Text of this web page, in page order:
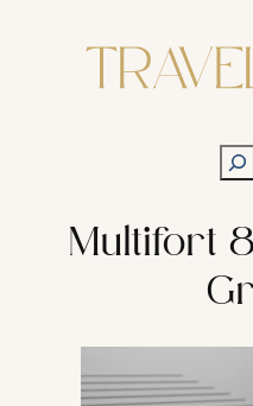
u
n
Multifort